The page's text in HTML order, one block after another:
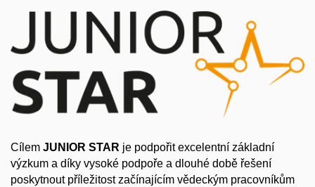
Cílem JUNIOR STAR je podpořit excelentní základní
výzkum a díky vysoké podpoře a dlouhé době řešení
poskytnout příležitost začínajícím vědeckým pracovníkům